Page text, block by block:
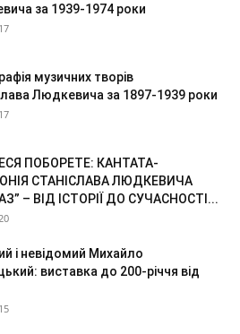
за 1939-1974 роки
музичних творів
Людкевича за 1897-1939 роки
ПОБОРЕТЕ: КАНТАТА-
СТАНІСЛАВА ЛЮДКЕВИЧА
– ВІД ІСТОРІЇ ДО СУЧАСНОСТІ...
і невідомий Михайло
виставка до 200-річчя від